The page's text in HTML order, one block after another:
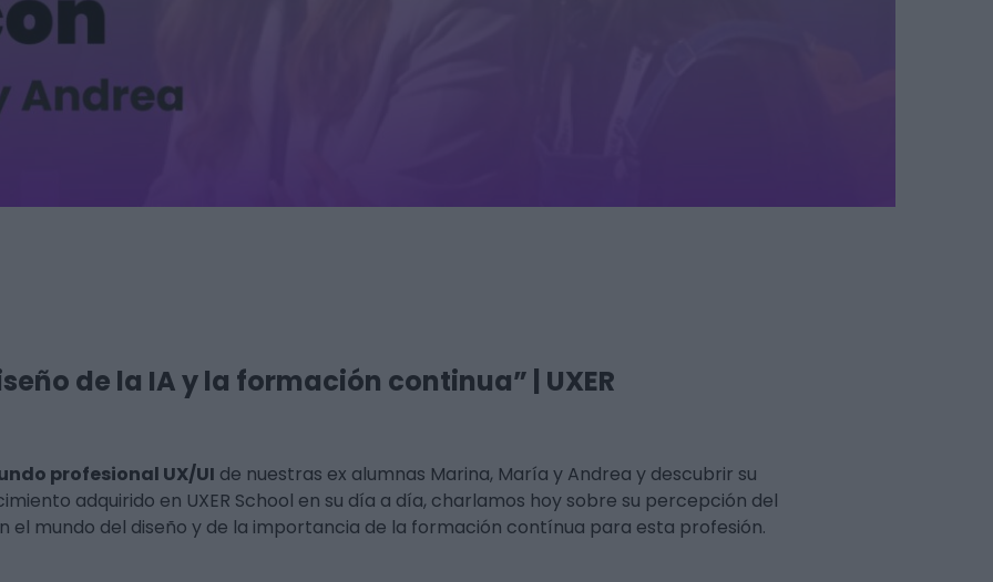
de la IA y la formación continua” | UXER
profesional UX/UI de nuestras ex alumnas Marina, María y Andrea y descubrir su
adquirido en UXER School en su día a día, charlamos hoy sobre su percepción del
el mundo del diseño y de la importancia de la formación contínua para esta profesión.